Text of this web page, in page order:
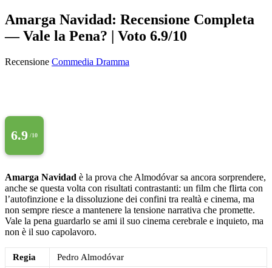
Amarga Navidad: Recensione Completa
— Vale la Pena? | Voto 6.9/10
Recensione Commedia Dramma
6.9 /10
Amarga Navidad è la prova che Almodóvar sa ancora sorprendere,
anche se questa volta con risultati contrastanti: un film che flirta con
l’autofinzione e la dissoluzione dei confini tra realtà e cinema, ma
non sempre riesce a mantenere la tensione narrativa che promette.
Vale la pena guardarlo se ami il suo cinema cerebrale e inquieto, ma
non è il suo capolavoro.
Regia Pedro Almodóvar